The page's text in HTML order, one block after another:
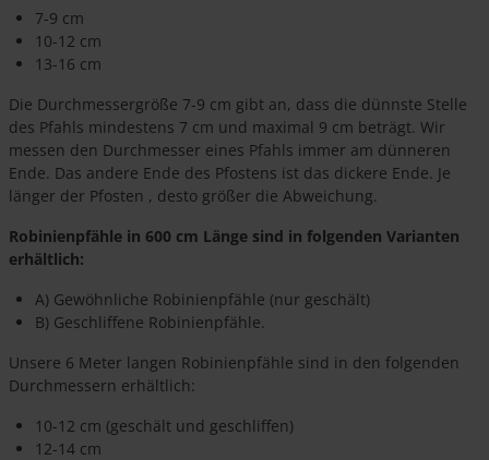
7-9 cm
10-12 cm
13-16 cm
Die Durchmessergröße 7-9 cm gibt an, dass die dünnste Stelle
des Pfahls mindestens 7 cm und maximal 9 cm beträgt. Wir
messen den Durchmesser eines Pfahls immer am dünneren
Ende. Das andere Ende des Pfostens ist das dickere Ende. Je
länger der Pfosten , desto größer die Abweichung.
Robinienpfähle in 600 cm Länge sind in folgenden Varianten
erhältlich:
A) Gewöhnliche Robinienpfähle (nur geschält)
B) Geschliffene Robinienpfähle.
Unsere 6 Meter langen Robinienpfähle sind in den folgenden
Durchmessern erhältlich:
10-12 cm (geschält und geschliffen)
12-14 cm